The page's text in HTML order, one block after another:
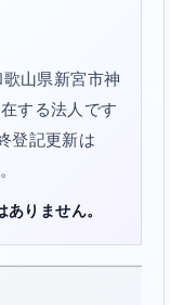
山県新宮市神
する法人です
登記更新は
りません。